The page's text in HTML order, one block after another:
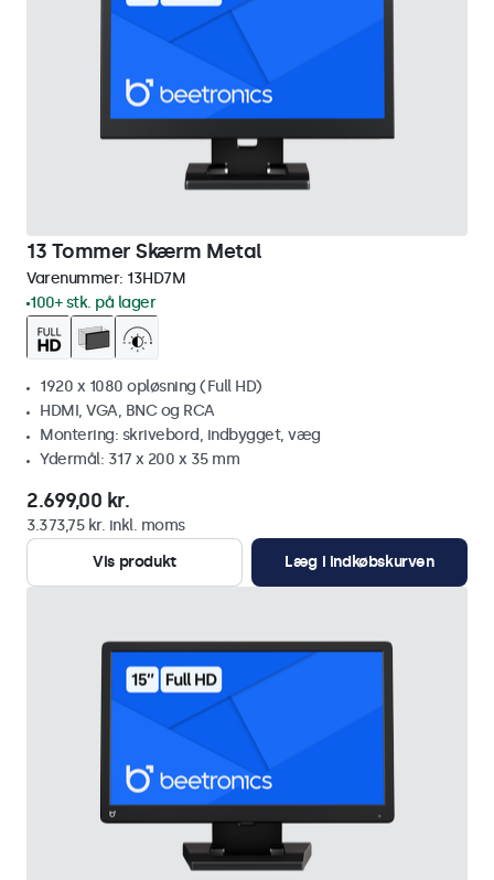
13 Tommer Skærm Metal
Varenummer: 13HD7M
100+ stk. på lager
1920 x 1080 opløsning (Full HD)
HDMI, VGA, BNC og RCA
Montering: skrivebord, indbygget, væg
Ydermål: 317 x 200 x 35 mm
2.699,00 kr.
3.373,75 kr. inkl. moms
Vis produkt
Læg i indkøbskurven